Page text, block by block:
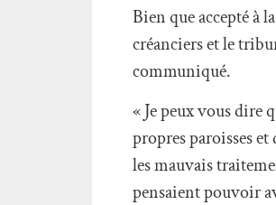
Bien que accepté à
créanciers et le
communiqué.
« Je peux vous dire
propres paroisses
les mauvais
pensaient pouvoir